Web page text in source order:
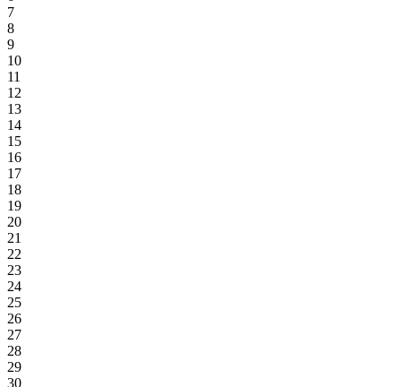
7
8
9
10
11
12
13
14
15
16
17
18
19
20
21
22
23
24
25
26
27
28
29
30